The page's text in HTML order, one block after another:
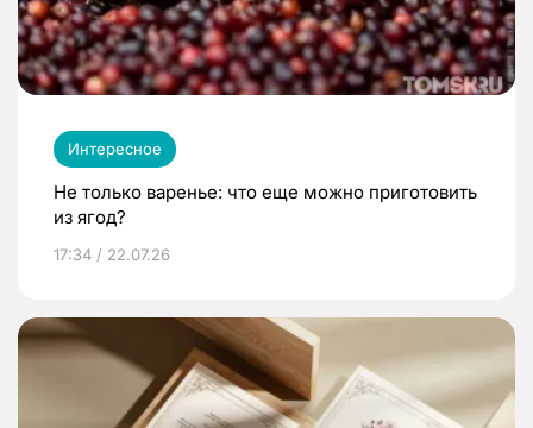
Интересное
Не только варенье: что еще можно приготовить
из ягод?
17:34 / 22.07.26